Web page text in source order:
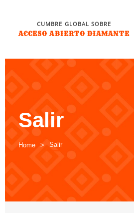
CUMBRE GLOBAL SOBRE
ACCESO ABIERTO DIAMANTE
Salir
Home Salir